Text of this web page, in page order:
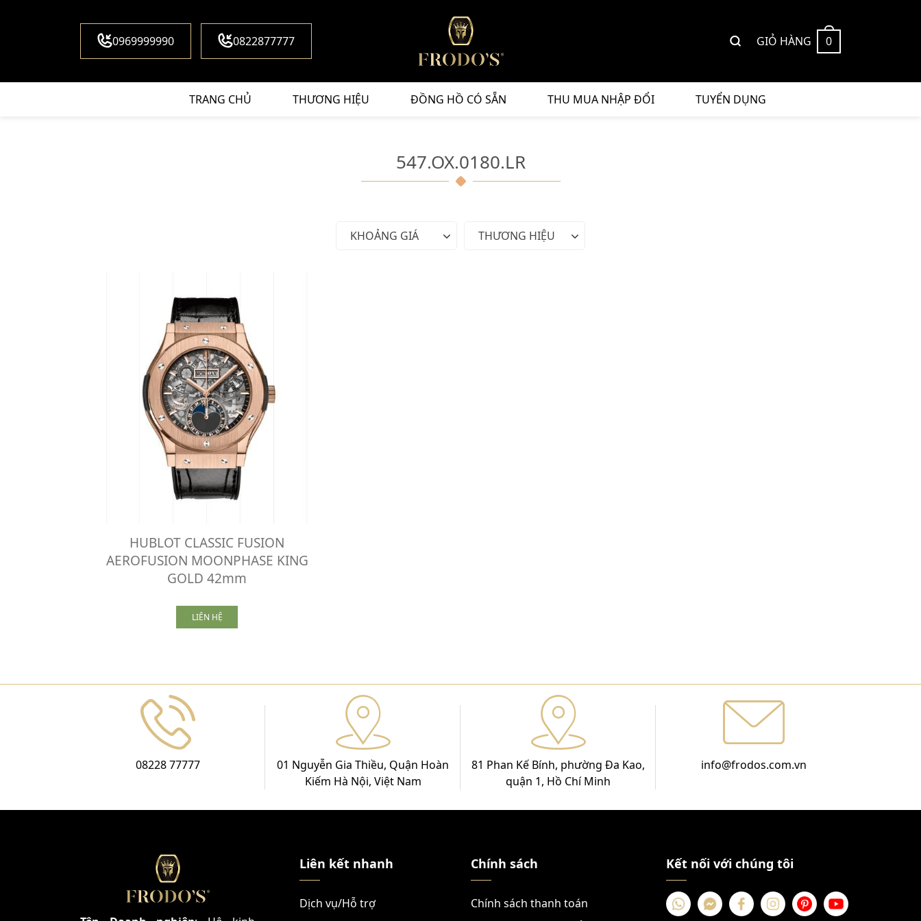
0969999990 0822877777 GIỎ HÀNG 0
TRANG CHỦ THƯƠNG HIỆU ĐỒNG HỒ CÓ SẴN THU MUA NHẬP ĐỔI TUYỂN DỤNG
547.OX.0180.LR
KHOẢNG GIÁ THƯƠNG HIỆU
HUBLOT CLASSIC FUSION
AEROFUSION MOONPHASE KING
GOLD 42mm
LIÊN HỆ
08228 77777
01 Nguyễn Gia Thiều, Quận Hoàn
Kiếm Hà Nội, Việt Nam
81 Phan Kế Bính, phường Đa Kao,
quận 1, Hồ Chí Minh
info@frodos.com.vn
Liên kết nhanh
Dịch vụ/Hỗ trợ
Chính sách
Chính sách thanh toán
Kết nối với chúng tôi